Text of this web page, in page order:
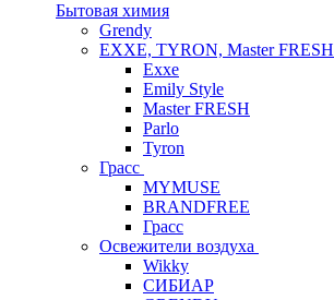
Бытовая химия
Grendy
EXXE, TYRON, Master FRESH
Exxe
Emily Style
Master FRESH
Parlo
Tyron
Грасс
MYMUSE
BRANDFREE
Грасс
Освежители воздуха
Wikky
СИБИАР